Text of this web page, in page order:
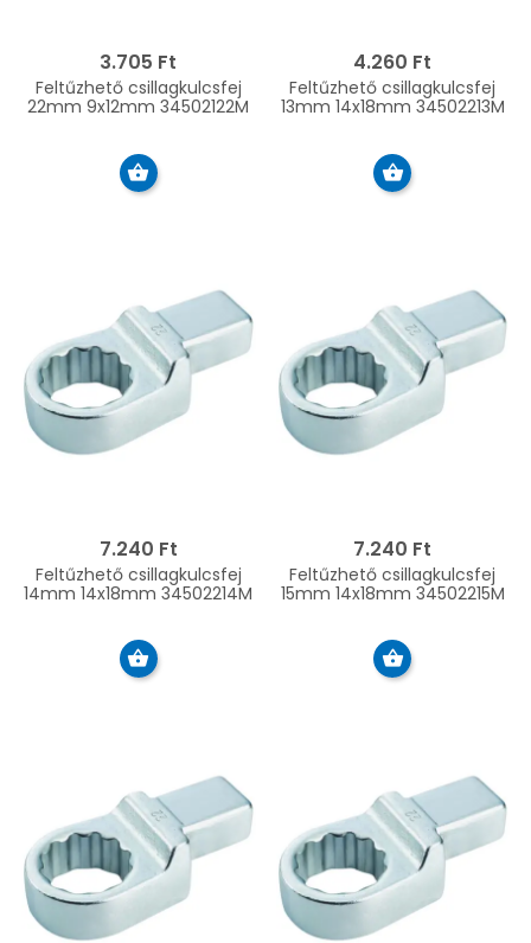
3.705 Ft
Feltűzhető csillagkulcsfej
22mm 9x12mm 34502122M
4.260 Ft
Feltűzhető csillagkulcsfej
13mm 14x18mm 34502213M
7.240 Ft
Feltűzhető csillagkulcsfej
14mm 14x18mm 34502214M
7.240 Ft
Feltűzhető csillagkulcsfej
15mm 14x18mm 34502215M